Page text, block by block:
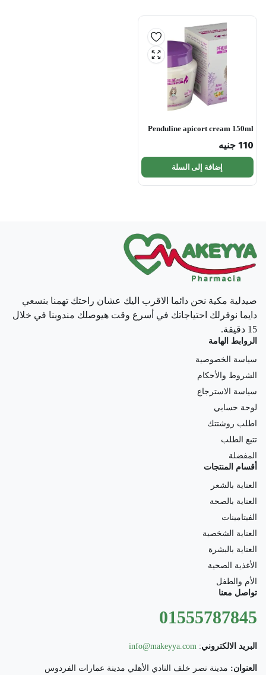
Penduline apicort cream 150ml
110 جنيه
إضافة إلى السلة
صيدلية مكية نحن دائما الاقرب اليك عشان راحتك تهمنا بنسعي
دايما نوفرلك احتياجاتك في أسرع وقت هيوصلك مندوبنا في خلال
15 دقيقة.
الروابط الهامة
سياسة الخصوصية
الشروط والأحكام
سياسة الاسترجاع
لوحة حسابي
اطلب روشتتك
تتبع الطلب
المفضلة
أقسام المنتجات
العناية بالشعر
العناية بالصحة
الفيتامينات
العناية الشخصية
العناية بالبشرة
الأغذية الصحية
الأم والطفل
تواصل معنا
01555787845
البريد الالكتروني:
info@makeyya.com
العنوان: مدينة نصر خلف النادي الأهلي مدينة عمارات الفردوس